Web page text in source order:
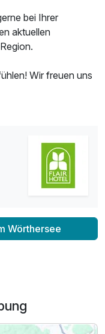
bei Ihrer
aktuellen
Wir freuen uns
Wörthersee